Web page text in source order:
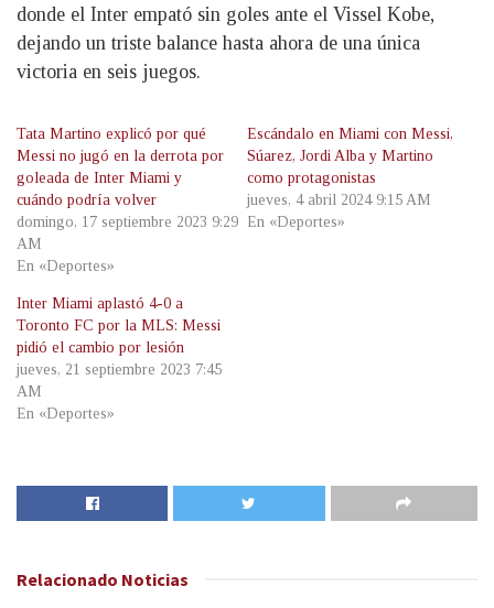
donde el Inter empató sin goles ante el Vissel Kobe,
dejando un triste balance hasta ahora de una única
victoria en seis juegos.
Tata Martino explicó por qué
Messi no jugó en la derrota por
goleada de Inter Miami y
cuándo podría volver
domingo, 17 septiembre 2023 9:29
AM
En «Deportes»
Escándalo en Miami con Messi,
Súarez, Jordi Alba y Martino
como protagonistas
jueves, 4 abril 2024 9:15 AM
En «Deportes»
Inter Miami aplastó 4-0 a
Toronto FC por la MLS: Messi
pidió el cambio por lesión
jueves, 21 septiembre 2023 7:45
AM
En «Deportes»
Relacionado Noticias